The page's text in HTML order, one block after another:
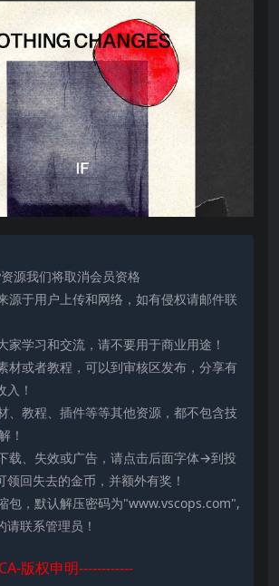
源我们将取消会员资格
源于用户上传和网络，如有侵权请邮件联
家学习和交流，请不要用于商业用途！
材或者教程，可以到审核区发布，分享有
！
、教程、插件等等其他资源，都不包含技
！
载、失效或广告，请点击后面字体→到投
领回失去的金币，并额外有奖！
包，默认解压密码为"www.vscops.com",
联系管理员！
版权申明------------